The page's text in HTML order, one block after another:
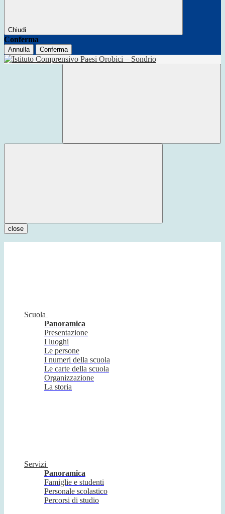
Chiudi
Conferma
Annulla Conferma
close
Scuola
Panoramica
Presentazione
I luoghi
Le persone
I numeri della scuola
Le carte della scuola
Organizzazione
La storia
Servizi
Panoramica
Famiglie e studenti
Personale scolastico
Percorsi di studio